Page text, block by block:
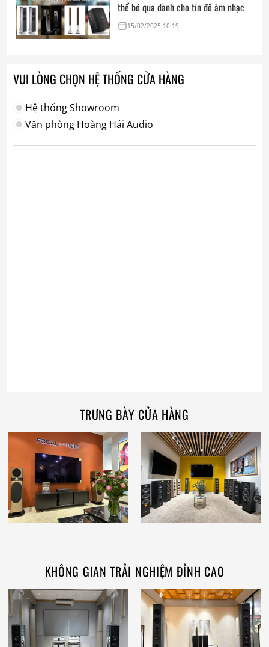
thể bỏ qua dành cho tín đồ âm nhạc
15/02/2025 10:19
VUI LÒNG CHỌN HỆ THỐNG CỬA HÀNG
Hệ thống Showroom
Văn phòng Hoàng Hải Audio
TRƯNG BÀY CỬA HÀNG
KHÔNG GIAN TRẢI NGHIỆM ĐỈNH CAO